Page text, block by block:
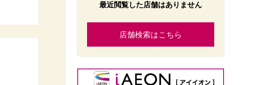
最近閲覧した店舗はありません
店舗検索はこちら